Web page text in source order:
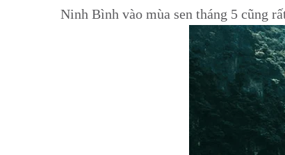
Ninh Bình vào mùa sen tháng 5 cũng